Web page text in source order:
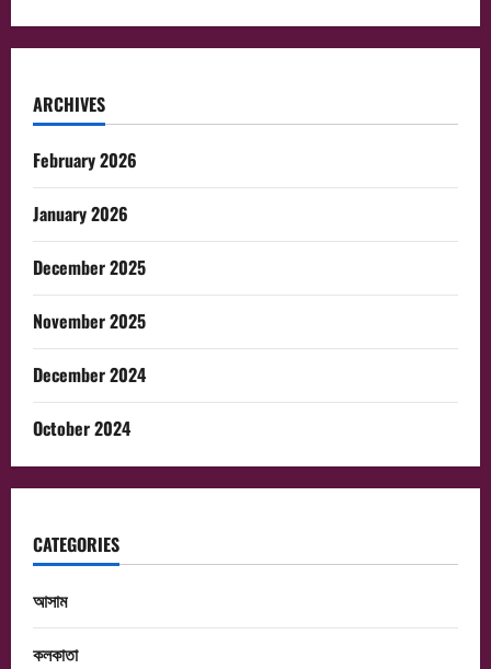
ARCHIVES
February 2026
January 2026
December 2025
November 2025
December 2024
October 2024
CATEGORIES
আসাম
কলকাতা